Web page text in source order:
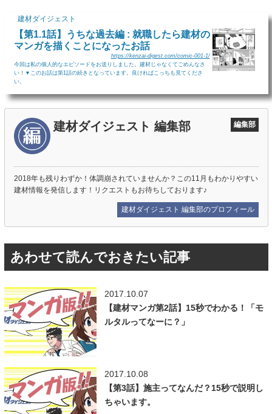
建材ダイジェスト
【第1.1話】うちな過去編 : 就職したら建材の
マンガを描くことになったお話
https://kenzai-digest.com/comic-001-1/
今回は私の個人的なエピソードをお送りしました。建材じゃなくてごめんなさ
い！▼このお話は第1話の続きとなっています。良ければこっちも見てくださ
い。
建材ダイジェスト 編集部 編集部
2018年も残りわずか！体調崩されていませんか？この11月もわかりやすい
建材情報を発信します！リクエストもお待ちしております♪
建材ダイジェスト 編集部のプロフィール
あわせて読んでおきたい記事
2017.10.07
【建材マンガ第2話】15秒でわかる！「モ
ルタルってなーに？」
2017.10.08
【第3話】施主ってなんだ？15秒で説明し
ちゃいます。